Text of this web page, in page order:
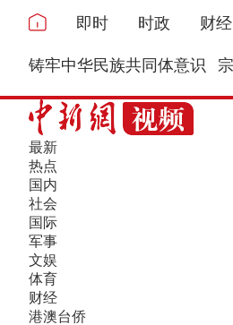
即时 时政 财经
铸牢中华民族共同体意识
最新
热点
国内
社会
国际
军事
文娱
体育
财经
港澳台侨